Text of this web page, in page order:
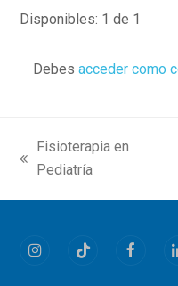
Disponibles: 1 de 1
Debes acceder como
previous
Fisioterapia en
Pediatría
InstagramTiktok